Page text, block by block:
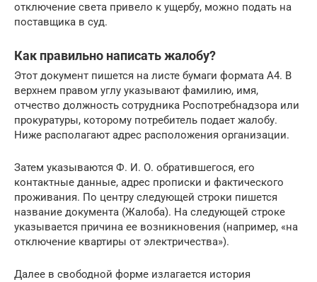
отключение света привело к ущербу, можно подать на
поставщика в суд.
Как правильно написать жалобу?
Этот документ пишется на листе бумаги формата А4. В
верхнем правом углу указывают фамилию, имя,
отчество должность сотрудника Роспотребнадзора или
прокуратуры, которому потребитель подает жалобу.
Ниже располагают адрес расположения организации.
Затем указываются Ф. И. О. обратившегося, его
контактные данные, адрес прописки и фактического
проживания. По центру следующей строки пишется
название документа (Жалоба). На следующей строке
указывается причина ее возникновения (например, «на
отключение квартиры от электричества»).
Далее в свободной форме излагается история